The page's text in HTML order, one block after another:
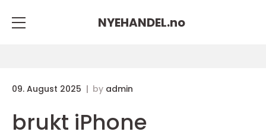
NYEHANDEL.no
09. August 2025 by admin
brukt iPhone